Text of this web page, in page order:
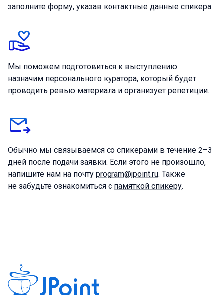
заполните форму, указав контактные данные спикера.
Мы поможем подготовиться к выступлению:
назначим персонального куратора, который будет
проводить ревью материала и организует репетиции.
Обычно мы связываемся со спикерами в течение 2–3
дней после подачи заявки. Если этого не произошло,
напишите нам на почту program@jpoint.ru. Также
не забудьте ознакомиться с памяткой спикеру.